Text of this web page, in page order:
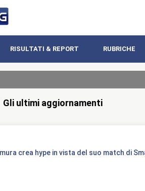
RISULTATI & REPORT RUBRICHE
Gli ultimi aggiornamenti
crea hype in vista del suo match di